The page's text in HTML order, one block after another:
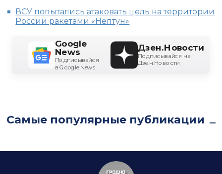
ВСУ попытались атаковать цель на территории
России ракетами «Нептун»
Google
News
Подписывайся
в Google News
Дзен.Новости
Подписывайся на
Дзен.Новости
Самые популярные публикации